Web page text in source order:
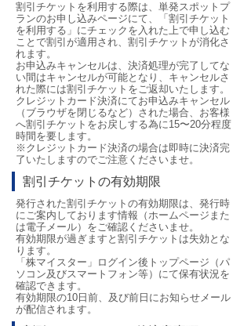
割引チケットを利用する際は、単発スポットプ
ランのお申し込みページにて、「割引チケット
を利用する」にチェックを入れた上で申し込む
ことで割引が適用され、割引チケットが消化さ
れます。
お申込みキャンセルは、決済処理が完了してな
い間はキャンセルが可能となり、キャンセルさ
れた際には割引チケットをご返却いたします。
クレジットカード決済にてお申込みキャンセル
（ブラウザを閉じるなど）された場合、お客様
へ割引チケットをお戻しする為に15〜20分程度
時間を要します。
※クレジットカード決済の場合は即時に決済完
了いたしますのでご注意くださいませ。
割引チケットの有効期限
発行された割引チケットの有効期限は、発行時
にご案内しております情報（ホームページまた
は電子メール）をご確認くださいませ。
有効期限が過ぎますと割引チケットは失効とな
ります。
「株マイスター」ログイン後トップページ（パ
ソコン及びスマートフォン等）にて保有状況を
確認できます。
有効期限の10日前、及び前日にお知らせメール
が配信されます。